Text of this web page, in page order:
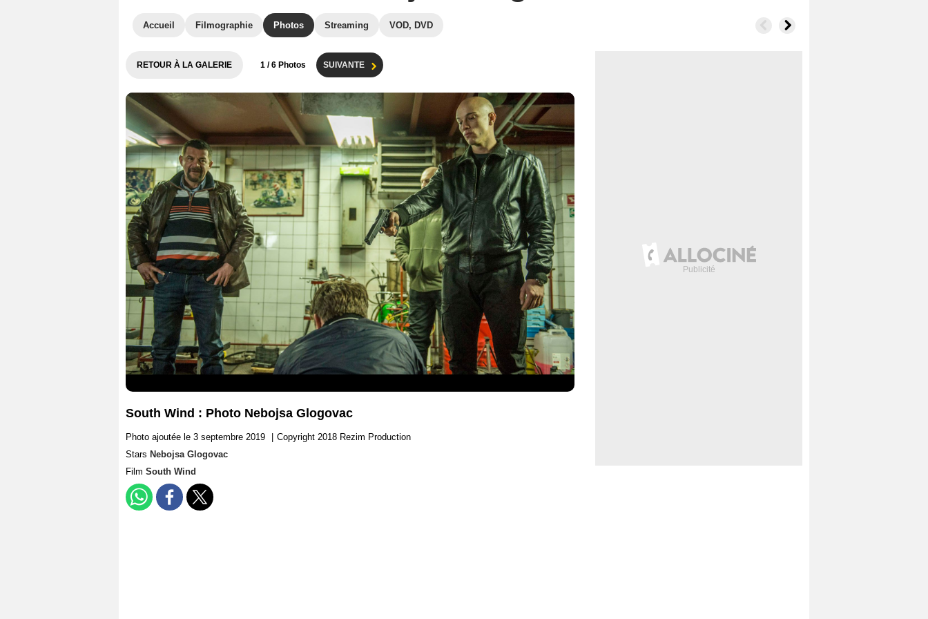
Accueil Filmographie Photos Streaming VOD, DVD
RETOUR À LA GALERIE 1 / 6 Photos SUIVANTE
South Wind : Photo Nebojsa Glogovac
Photo ajoutée le 3 septembre 2019
Copyright 2018 Rezim Production
Stars Nebojsa Glogovac
Film South Wind